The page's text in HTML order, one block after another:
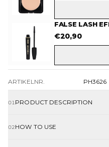
€20,90
ARTIKELNR. PH3626
01 PRODUCT DESCRIPTION
02HOW TO USE